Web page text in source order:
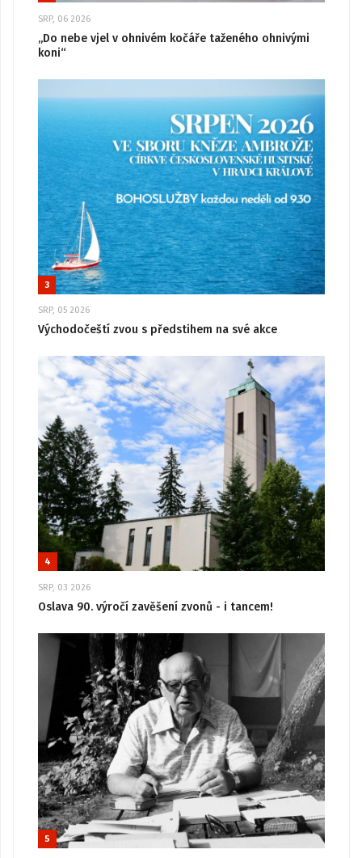
SRP, 06 2026
„Do nebe vjel v ohnivém kočáře taženého ohnivými
koni“
3
SRP, 05 2026
Východočeští zvou s předstihem na své akce
4
SRP, 03 2026
Oslava 90. výročí zavěšení zvonů - i tancem!
5